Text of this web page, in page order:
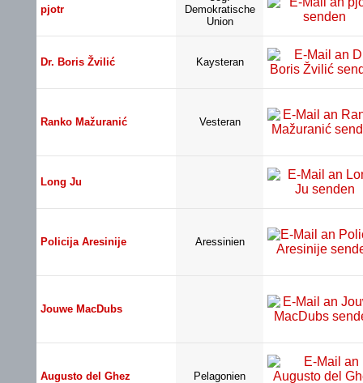
pjotr
Demokratische
Union
Dr. Boris Žvilić Kaysteran
Ranko Mažuranić Vesteran
Long Ju
Policija Aresinije Aressinien
Jouwe MacDubs
Augusto del Ghez Pelagonien